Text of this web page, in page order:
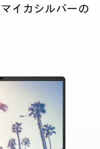
マイカシルバーの